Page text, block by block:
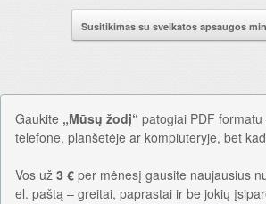
Susitikimas su sveikatos apsaugos
Gaukite „Mūsų žodį“ patogiai PDF
telefone, planšetėje ar kompiuteryje, bet
Vos už 3 € per mėnesį gausite naujausius
el. paštą – greitai, paprastai ir be jokių